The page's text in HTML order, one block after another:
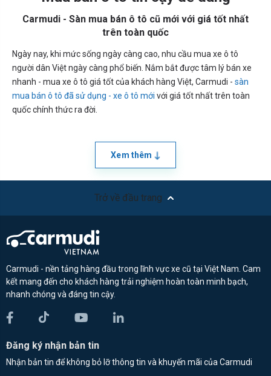
Carmudi - Sàn mua bán ô tô cũ mới với giá tốt nhất
trên toàn quốc
Ngày nay, khi mức sống ngày càng cao, nhu cầu mua xe ô tô
người dân Việt ngày càng phổ biến. Nắm bắt được tâm lý bán xe
nhanh - mua xe ô tô giá tốt của khách hàng Việt, Carmudi - sàn
mua bán ô tô đã sử dụng - xe ô tô mới với giá tốt nhất trên toàn
quốc chính thức ra đời.
Xem thêm
Trở về đầu trang
Carmudi - nền tảng hàng đầu trong lĩnh vực xe cũ tại Việt Nam. Cam
kết mang đến cho khách hàng trải nghiệm hoàn toàn minh bạch,
nhanh chóng và đáng tin cậy.
Đăng ký nhận bản tin
Nhận bản tin để không bỏ lỡ thông tin và khuyến mãi của Carmudi